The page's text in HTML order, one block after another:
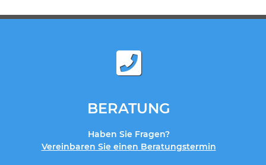
BERATUNG
Haben Sie Fragen?
Vereinbaren Sie einen Beratungstermin